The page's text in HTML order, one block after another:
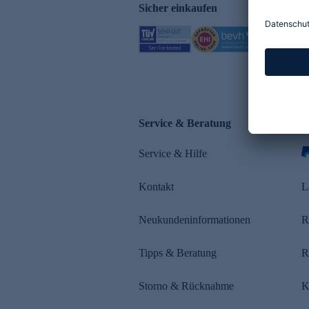
Sicher einkaufen
Service & Beratung
Service & Hilfe
Kontakt
Neukundeninformationen
Tipps & Beratung
Storno & Rücknahme